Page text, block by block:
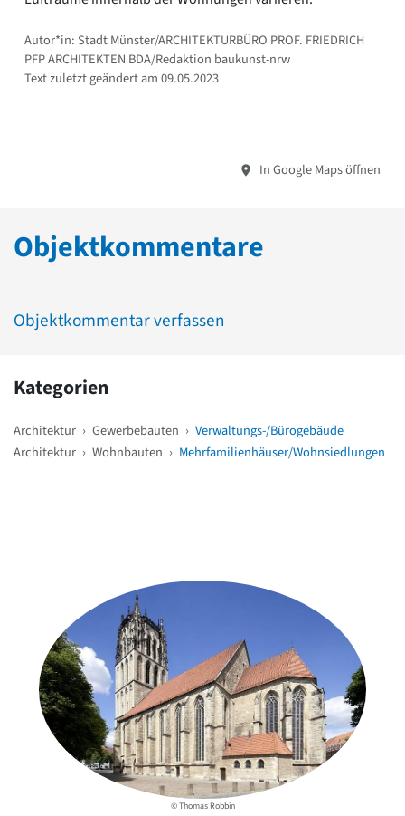
Autor*in: Stadt Münster/ARCHITEKTURBÜRO PROF. FRIEDRICH
PFP ARCHITEKTEN BDA/Redaktion baukunst-nrw
Text zuletzt geändert am 09.05.2023
In Google Maps öffnen
Objektkommentare
Objektkommentar verfassen
Kategorien
Architektur › Gewerbebauten › Verwaltungs-/Bürogebäude
Architektur › Wohnbauten › Mehrfamilienhäuser/Wohnsiedlungen
© Thomas Robbin